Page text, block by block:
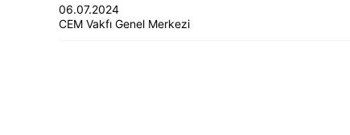
06.07.2024
CEM Vakfı Genel Merkezi